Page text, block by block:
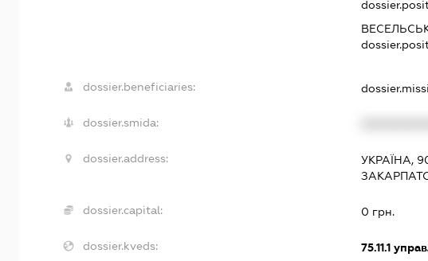
dossier.beneficiaries:
dossier.smida:
dossier.address:
УКРАЇНА,
dossier.capital: 0 грн.
dossier.kveds: 75.11.1